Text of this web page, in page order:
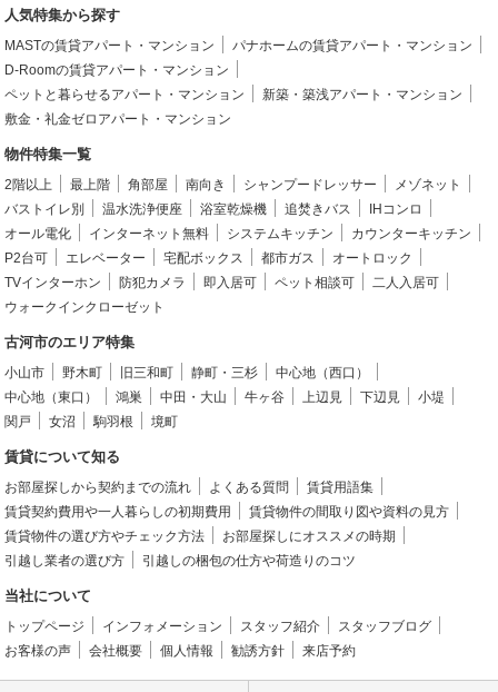
人気特集から探す
MASTの賃貸アパート・マンション
パナホームの賃貸アパート・マンション
D-Roomの賃貸アパート・マンション
ペットと暮らせるアパート・マンション
新築・築浅アパート・マンション
敷金・礼金ゼロアパート・マンション
物件特集一覧
2階以上 最上階 角部屋 南向き シャンプードレッサー
メゾネット
バストイレ別
温水洗浄便座 浴室乾燥機 追焚きバス
IHコンロ
オール電化
インターネット無料 システムキッチン
カウンターキッチン
P2台可
エレベーター 宅配ボックス 都市ガス
オートロック
TVインターホン
防犯カメラ 即入居可 ペット相談可
二人入居可
ウォークインクローゼット
古河市のエリア特集
小山市 野木町 旧三和町 静町・三杉
中心地（西口）
中心地（東口）
鴻巣 中田・大山 牛ヶ谷 上辺見 下辺見
小堤
関戸
女沼 駒羽根 境町
賃貸について知る
お部屋探しから契約までの流れ よくある質問
賃貸用語集
賃貸契約費用や一人暮らしの初期費用
賃貸物件の間取り図や資料の見方
賃貸物件の選び方やチェック方法
お部屋探しにオススメの時期
引越し業者の選び方
引越しの梱包の仕方や荷造りのコツ
当社について
トップページ インフォメーション スタッフ紹介
スタッフブログ
お客様の声
会社概要 個人情報 勧誘方針 来店予約